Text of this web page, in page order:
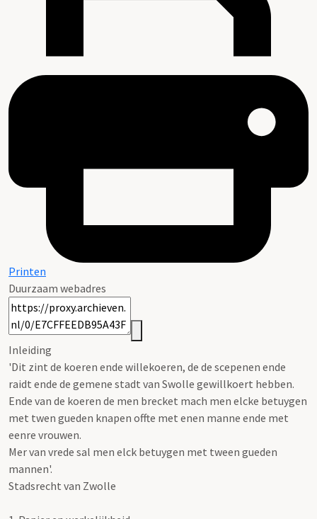
Printen
Duurzaam webadres
Inleiding
'Dit zint de koeren ende willekoeren, de de scepenen ende
raidt ende de gemene stadt van Swolle gewillkoert hebben.
Ende van de koeren de men brecket mach men elcke betuygen
met twen gueden knapen offte met enen manne ende met
eenre vrouwen.
Mer van vrede sal men elck betuygen met tween gueden
mannen'.
Stadsrecht van Zwolle